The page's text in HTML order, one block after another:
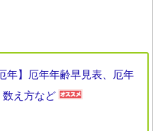
年】厄年年齢早見表、厄年
数え方など